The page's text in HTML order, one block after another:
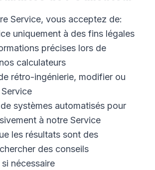
Service, vous acceptez de:
uniquement à des fins légales
précises lors de
calculateurs
rétro-ingénierie, modifier ou
systèmes automatisés pour
à notre Service
les résultats sont des
des conseils
nécessaire